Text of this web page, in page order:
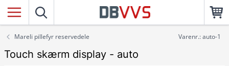
Mareli pillefyr reservedele Varenr.: auto-1
Touch skærm display - auto